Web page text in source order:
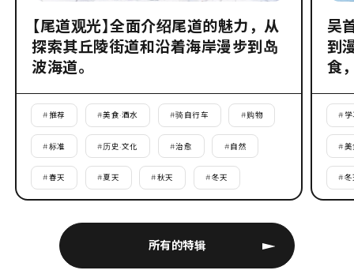
所有的特辑
【尾道观光】全面介绍尾道的魅力，从
探索其丘陵街道和沿着海岸漫步到岛
波海道。
#推荐 #美食·酒水 #骑自行车 #购物
#标准 #历史·文化 #治愈 #自然
#春天 #夏天 #秋天 #冬天
吴
到
食
# 学
#美
#冬